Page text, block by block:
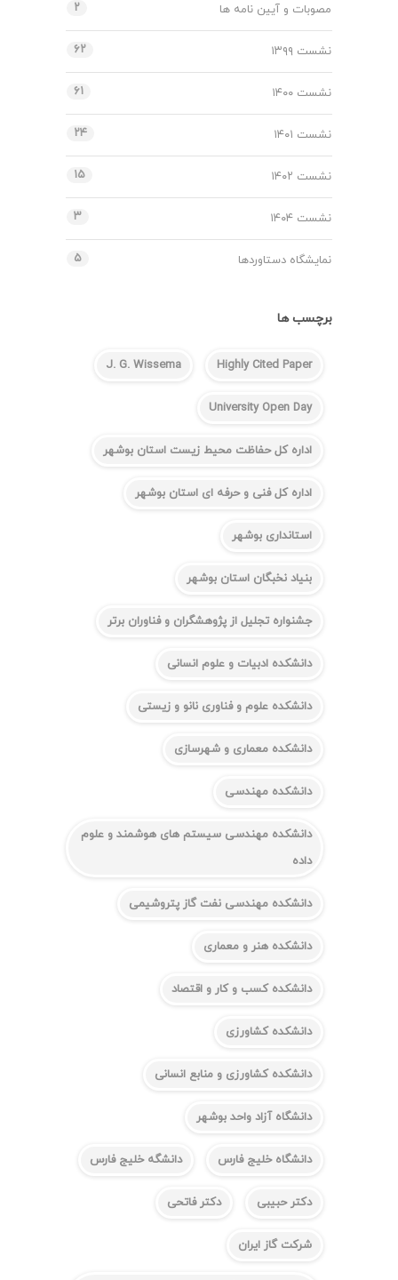
مصوبات و آیین نامه ها ۲
نشست ۱۳۹۹ ۶۲
نشست ۱۴۰۰ ۶۱
نشست ۱۴۰۱ ۲۴
نشست ۱۴۰۲ ۱۵
نشست ۱۴۰۴ ۳
نمایشگاه دستاوردها ۵
برچسب ها
Highly Cited Paper
J. G. Wissema
University Open Day
اداره کل حفاظت محیط زیست استان بوشهر
اداره کل فنی و حرفه ای استان بوشهر
استانداری بوشهر
بنیاد نخبگان استان بوشهر
جشنواره تجلیل از پژوهشگران و فناوران برتر
دانشکده ادبیات و علوم انسانی
دانشکده علوم و فناوری نانو و زیستی
دانشکده معماری و شهرسازی
دانشکده مهندسی
دانشکده مهندسی سیستم های هوشمند و علوم
داده
دانشکده مهندسی نفت گاز پتروشیمی
دانشکده هنر و معماری
دانشکده کسب و کار و اقتصاد
دانشکده کشاورزی
دانشکده کشاورزی و منابع انسانی
دانشگاه آزاد واحد بوشهر
دانشگاه خلیج فارس دانشگه خلیج فارس
دکتر حبیبی دکتر فاتحی
شرکت گاز ایران